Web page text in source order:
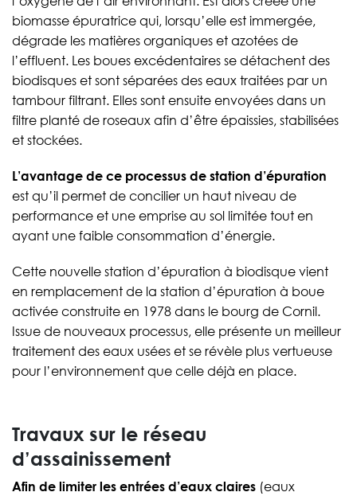
biomasse épuratrice qui, lorsqu’elle est immergée,
dégrade les matières organiques et azotées de
l’effluent. Les boues excédentaires se détachent des
biodisques et sont séparées des eaux traitées par un
tambour filtrant. Elles sont ensuite envoyées dans un
filtre planté de roseaux afin d’être épaissies, stabilisées
et stockées.
L’avantage de ce processus de station d’épuration
est qu’il permet de concilier un haut niveau de
performance et une emprise au sol limitée tout en
ayant une faible consommation d’énergie.
Cette nouvelle station d’épuration à biodisque vient
en remplacement de la station d’épuration à boue
activée construite en 1978 dans le bourg de Cornil.
Issue de nouveaux processus, elle présente un meilleur
traitement des eaux usées et se révèle plus vertueuse
pour l’environnement que celle déjà en place.
Travaux sur le réseau
d’assainissement
Afin de limiter les entrées d’eaux claires (eaux